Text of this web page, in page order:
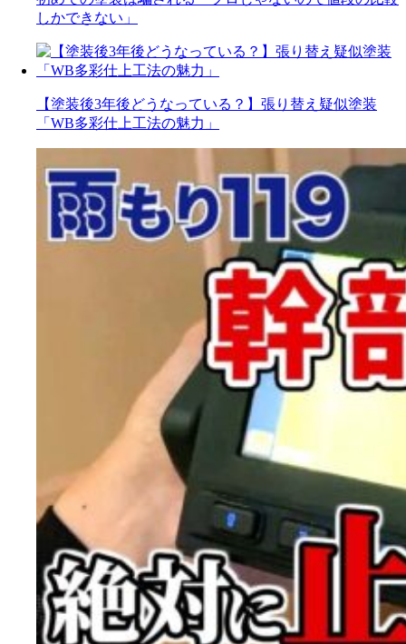
しかできない」
【塗装後3年後どうなっている？】張り替え疑似塗装
「WB多彩仕上工法の魅力」